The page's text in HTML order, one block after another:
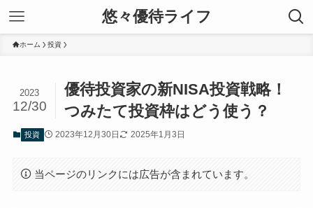
悠々優待ライフ
ホーム 投資
優待投資家の新NISA投資戦略！
つみたて投資枠はどう使う？
2023
12/30
投資 2023年12月30日 2025年1月3日
当ページのリンクには広告が含まれています。